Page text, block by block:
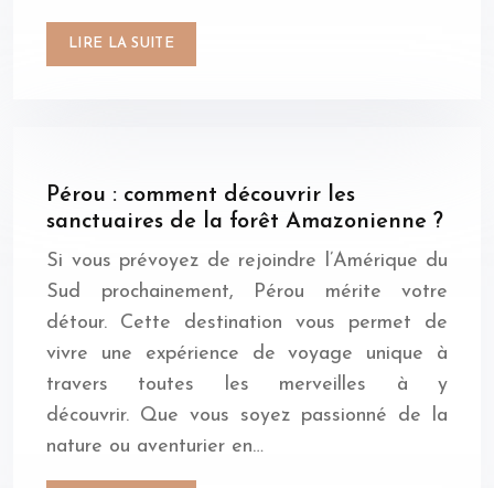
LIRE LA SUITE
Pérou : comment découvrir les
sanctuaires de la forêt Amazonienne ?
Si vous prévoyez de rejoindre l’Amérique du
Sud prochainement, Pérou mérite votre
détour. Cette destination vous permet de
vivre une expérience de voyage unique à
travers toutes les merveilles à y
découvrir. Que vous soyez passionné de la
nature ou aventurier en…